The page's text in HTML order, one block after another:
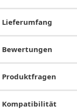
Lieferumfang
Bewertungen
Produktfragen
Kompatibilität